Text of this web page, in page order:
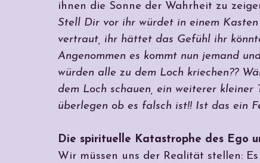
ihnen die Sonne der Wahrheit zu
Stell Dir vor ihr würdet in einem
vertraut, ihr hättet das Gefühl ihr
Angenommen es kommt nun jemand
würden alle zu dem Loch kriechen??
dem Loch schauen, ein weiterer kleiner
überlegen ob es falsch ist!! Ist das ein
Die spirituelle Katastrophe des Ego
Wir müssen uns der Realität stellen: